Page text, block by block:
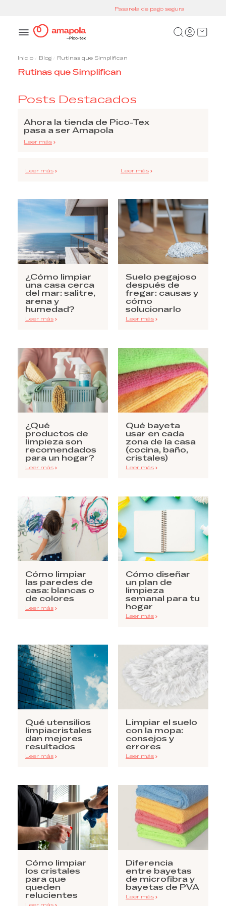
Pasarela de pago segura
Inicio Blog Rutinas que Simplifican
Rutinas que Simplifican
Posts Destacados
Ahora la tienda de Pico-Tex
pasa a ser Amapola
Leer más
Leer más Leer más
¿Cómo limpiar
una casa cerca
del mar: salitre,
arena y
humedad?
Leer más
Suelo pegajoso
después de
fregar: causas y
cómo
solucionarlo
Leer más
¿Qué
productos de
limpieza son
recomendados
para un hogar?
Leer más
Qué bayeta
usar en cada
zona de la casa
(cocina, baño,
cristales)
Leer más
Cómo limpiar
las paredes de
casa: blancas o
de colores
Leer más
Cómo diseñar
un plan de
limpieza
semanal para tu
hogar
Leer más
Qué utensilios
limpiacristales
dan mejores
resultados
Leer más
Limpiar el suelo
con la mopa:
consejos y
errores
Leer más
Cómo limpiar
los cristales
para que
queden
relucientes
Diferencia
entre bayetas
de microfibra y
bayetas de PVA
Leer más